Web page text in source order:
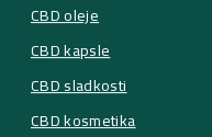
CBD oleje
CBD kapsle
CBD sladkosti
CBD kosmetika